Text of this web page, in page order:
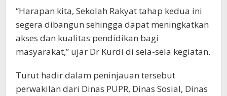
“Harapan kita, Sekolah Rakyat tahap kedua ini
segera dibangun sehingga dapat meningkatkan
akses dan kualitas pendidikan bagi
masyarakat,” ujar Dr Kurdi di sela-sela kegiatan.
Turut hadir dalam peninjauan tersebut
perwakilan dari Dinas PUPR, Dinas Sosial, Dinas